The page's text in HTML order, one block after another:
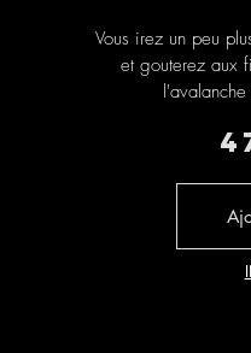
Vous irez un peu
et gouterez aux